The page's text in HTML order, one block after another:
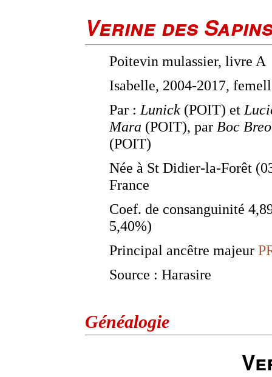
Verine des
Poitevin mulassier, livre A
Isabelle, 2004-2017,
Par : Lunick (POIT) et
Mara (POIT), par Boc
(POIT)
Née à St Didier-la-Forêt
France
Coef. de consanguinité
5,40%)
Principal ancêtre majeur
Source : Harasire
Généalogie